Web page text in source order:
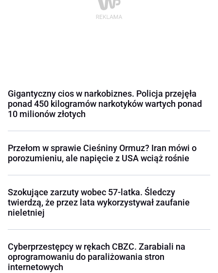
Gigantyczny cios w narkobiznes. Policja przejęła
ponad 450 kilogramów narkotyków wartych ponad
10 milionów złotych
Przełom w sprawie Cieśniny Ormuz? Iran mówi o
porozumieniu, ale napięcie z USA wciąż rośnie
Szokujące zarzuty wobec 57-latka. Śledczy
twierdzą, że przez lata wykorzystywał zaufanie
nieletniej
Cyberprzestępcy w rękach CBZC. Zarabiali na
oprogramowaniu do paraliżowania stron
internetowych